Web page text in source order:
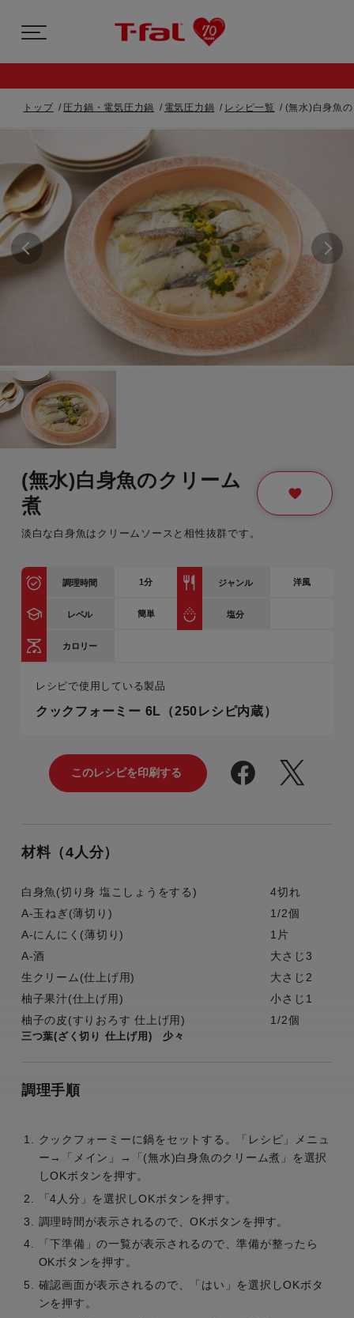
トップ 圧力鍋・電気圧力鍋 電気圧力鍋 レシピ一覧 (無水)白身魚
(無水)白身魚のクリーム
煮
淡白な白身魚はクリームソースと相性抜群です。
調理時間 1分 ジャンル 洋風
レベル 簡単 塩分
カロリー
レシピで使用している製品
クックフォーミー 6L（250レシピ内蔵）
材料（4人分）
白身魚(切り身 塩こしょうをする)
4切れ
A-玉ねぎ(薄切り)
1/2個
A-にんにく(薄切り)
1片
A-酒
大さじ3
生クリーム(仕上げ用)
大さじ2
柚子果汁(仕上げ用)
小さじ1
柚子の皮(すりおろす 仕上げ用)
1/2個
三つ葉(ざく切り 仕上げ用) 少々
調理手順
クックフォーミーに鍋をセットする。「レシピ」メニュ
ー→「メイン」→「(無水)白身魚のクリーム煮」を選択
しOKボタンを押す。
「4人分」を選択しOKボタンを押す。
調理時間が表示されるので、OKボタンを押す。
「下準備」の一覧が表示されるので、準備が整ったら
OKボタンを押す。
確認画面が表示されるので、「はい」を選択しOKボタ
ンを押す。